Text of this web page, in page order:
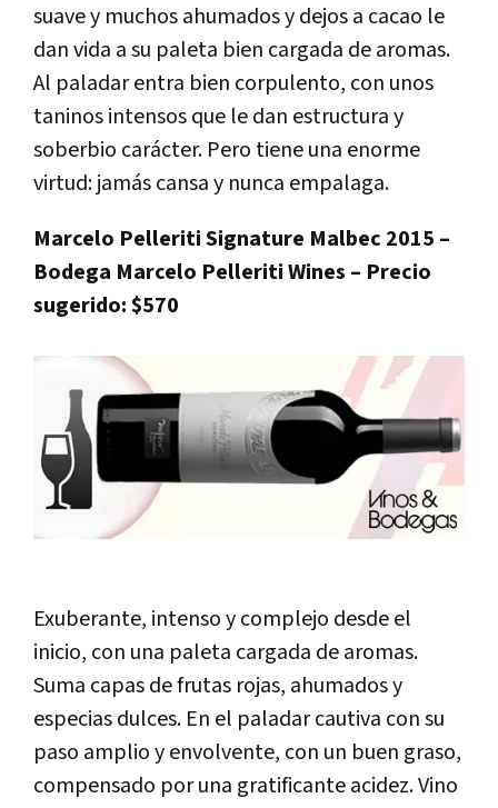
suave y muchos ahumados y dejos a cacao le
dan vida a su paleta bien cargada de aromas.
Al paladar entra bien corpulento, con unos
taninos intensos que le dan estructura y
soberbio carácter. Pero tiene una enorme
virtud: jamás cansa y nunca empalaga.
Marcelo Pelleriti Signature Malbec 2015 –
Bodega Marcelo Pelleriti Wines – Precio
sugerido: $570
Exuberante, intenso y complejo desde el
inicio, con una paleta cargada de aromas.
Suma capas de frutas rojas, ahumados y
especias dulces. En el paladar cautiva con su
paso amplio y envolvente, con un buen graso,
compensado por una gratificante acidez. Vino